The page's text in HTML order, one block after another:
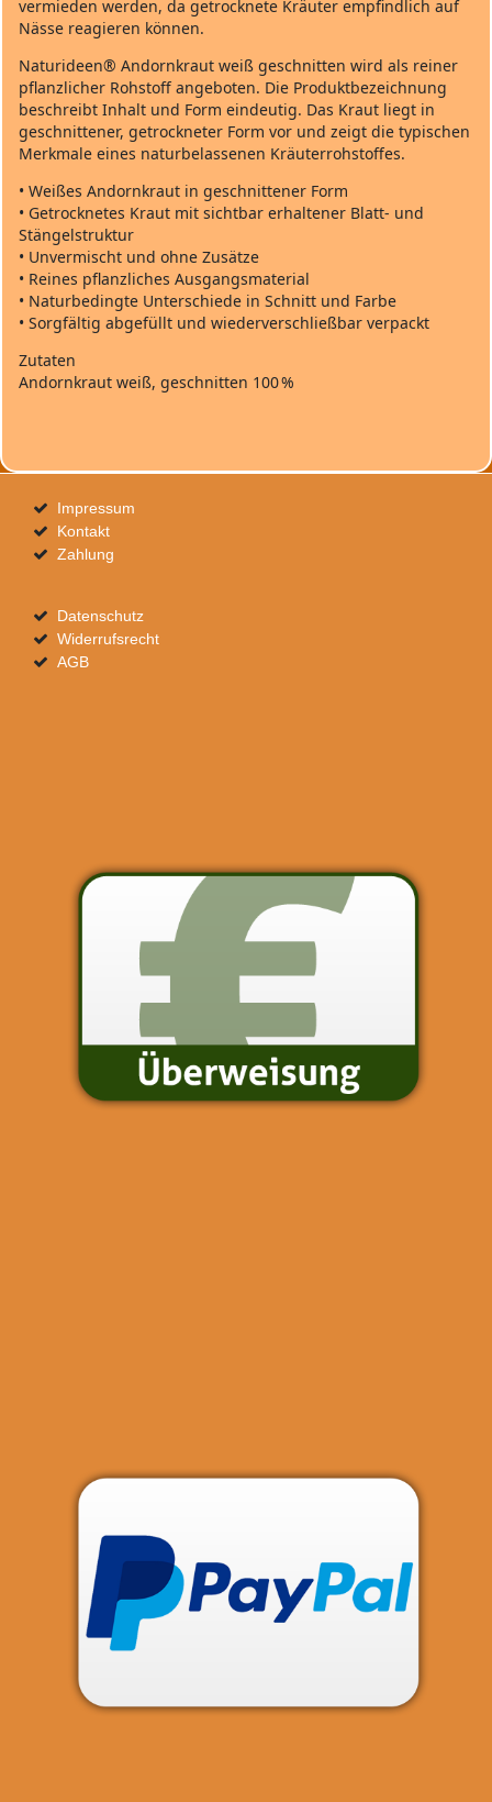
vermieden werden, da getrocknete Kräuter empfindlich auf
Nässe reagieren können.
Naturideen® Andornkraut weiß geschnitten wird als reiner
pflanzlicher Rohstoff angeboten. Die Produktbezeichnung
beschreibt Inhalt und Form eindeutig. Das Kraut liegt in
geschnittener, getrockneter Form vor und zeigt die typischen
Merkmale eines naturbelassenen Kräuterrohstoffes.
• Weißes Andornkraut in geschnittener Form
• Getrocknetes Kraut mit sichtbar erhaltener Blatt‑ und
Stängelstruktur
• Unvermischt und ohne Zusätze
• Reines pflanzliches Ausgangsmaterial
• Naturbedingte Unterschiede in Schnitt und Farbe
• Sorgfältig abgefüllt und wiederverschließbar verpackt
Zutaten
Andornkraut weiß, geschnitten 100 %
Impressum
Kontakt
Zahlung
Datenschutz
Widerrufsrecht
AGB